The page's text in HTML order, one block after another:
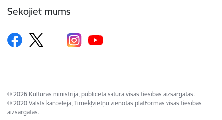
Sekojiet mums
© 2026 Kultūras ministrija, publicētā satura visas tiesības aizsargātas.
© 2020 Valsts kanceleja, Tīmekļvietņu vienotās platformas visas tiesības
aizsargātas.